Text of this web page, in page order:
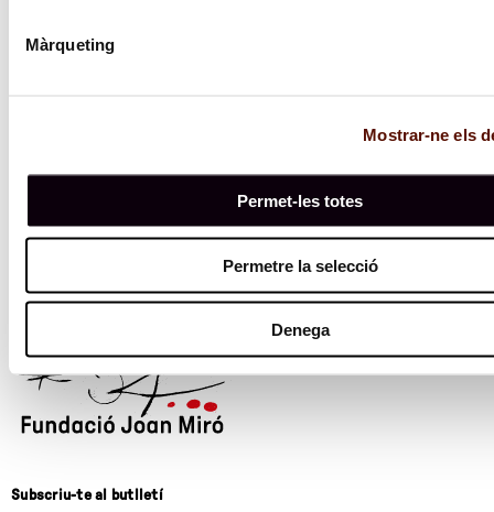
Màrqueting
Mostrar-ne els
Permet-les totes
Permetre la selecció
Denega
Subscriu-te al butlletí